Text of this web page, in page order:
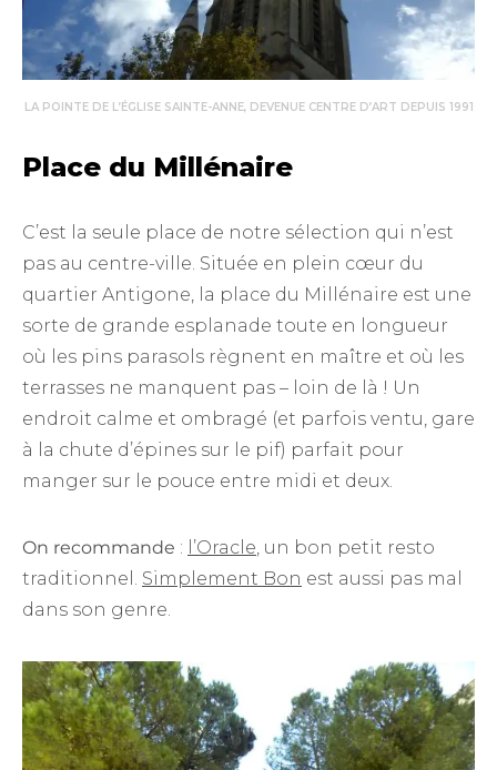
LA POINTE DE L’ÉGLISE SAINTE-ANNE, DEVENUE CENTRE D’ART DEPUIS 1991
Place du Millénaire
C’est la seule place de notre sélection qui n’est
pas au centre-ville. Située en plein cœur du
quartier Antigone, la place du Millénaire est une
sorte de grande esplanade toute en longueur
où les pins parasols règnent en maître et où les
terrasses ne manquent pas – loin de là ! Un
endroit calme et ombragé (et parfois ventu, gare
à la chute d’épines sur le pif) parfait pour
manger sur le pouce entre midi et deux.
On recommande : l’Oracle , un bon petit resto
traditionnel. Simplement Bon est aussi pas mal
dans son genre.